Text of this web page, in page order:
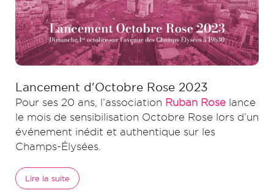
Lancement d'Octobre Rose 2023
Pour ses 20 ans, l’association Ruban Rose lance
le mois de sensibilisation Octobre Rose lors d’un
événement inédit et authentique sur les
Champs-Élysées.
Lire la suite